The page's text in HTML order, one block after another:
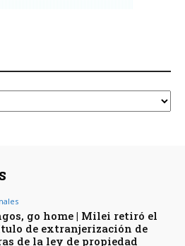
go home | Milei retiró el
de extranjerización de
de la ley de propiedad